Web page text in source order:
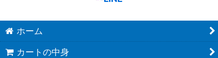
ホーム
カートの中身